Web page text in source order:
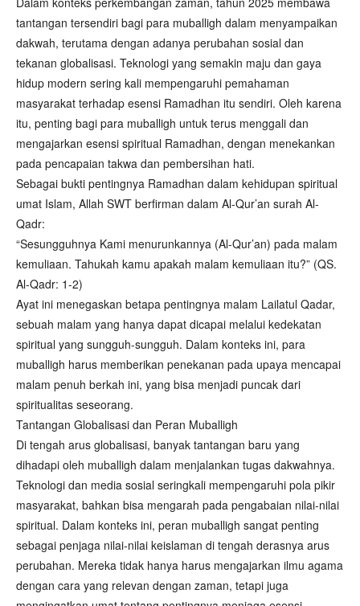
tantangan tersendiri bagi para muballigh dalam menyampaikan
dakwah, terutama dengan adanya perubahan sosial dan
tekanan globalisasi. Teknologi yang semakin maju dan gaya
hidup modern sering kali mempengaruhi pemahaman
masyarakat terhadap esensi Ramadhan itu sendiri. Oleh karena
itu, penting bagi para muballigh untuk terus menggali dan
mengajarkan esensi spiritual Ramadhan, dengan menekankan
pada pencapaian takwa dan pembersihan hati.
Sebagai bukti pentingnya Ramadhan dalam kehidupan spiritual
umat Islam, Allah SWT berfirman dalam Al-Qur’an surah Al-
Qadr:
“Sesungguhnya Kami menurunkannya (Al-Qur’an) pada malam
kemuliaan. Tahukah kamu apakah malam kemuliaan itu?” (QS.
Al-Qadr: 1-2)
Ayat ini menegaskan betapa pentingnya malam Lailatul Qadar,
sebuah malam yang hanya dapat dicapai melalui kedekatan
spiritual yang sungguh-sungguh. Dalam konteks ini, para
muballigh harus memberikan penekanan pada upaya mencapai
malam penuh berkah ini, yang bisa menjadi puncak dari
spiritualitas seseorang.
Tantangan Globalisasi dan Peran Muballigh
Di tengah arus globalisasi, banyak tantangan baru yang
dihadapi oleh muballigh dalam menjalankan tugas dakwahnya.
Teknologi dan media sosial seringkali mempengaruhi pola pikir
masyarakat, bahkan bisa mengarah pada pengabaian nilai-nilai
spiritual. Dalam konteks ini, peran muballigh sangat penting
sebagai penjaga nilai-nilai keislaman di tengah derasnya arus
perubahan. Mereka tidak hanya harus mengajarkan ilmu agama
dengan cara yang relevan dengan zaman, tetapi juga